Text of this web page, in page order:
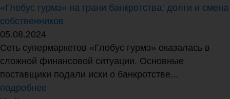
«Глобус гурмэ» на грани банкротства: долги и смена
собственников
05.08.2024
Сеть супермаркетов «Глобус гурмэ» оказалась в
сложной финансовой ситуации. Основные
поставщики подали иски о банкротстве...
подробнее